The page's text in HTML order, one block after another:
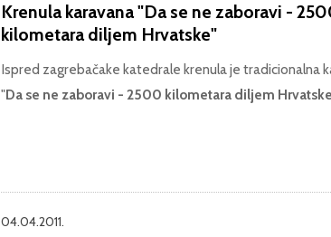
Krenula karavana "Da se ne zaboravi -
kilometara diljem Hrvatske"
Ispred zagrebačake katedrale krenula je tradicionalna
"Da se ne zaboravi - 2500 kilometara diljem Hrvatske
04.04.2011.